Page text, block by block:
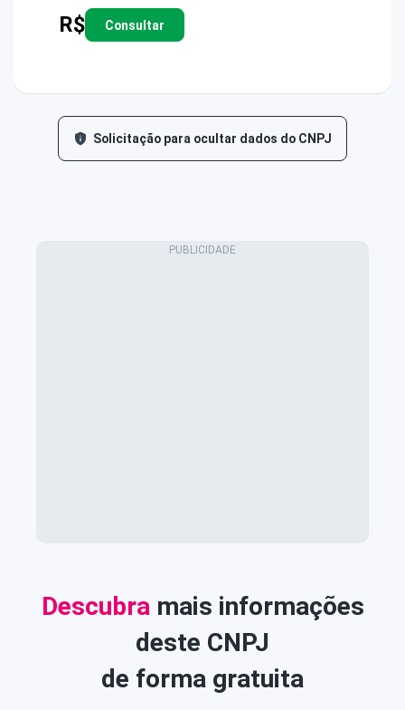
R$ Consultar
Solicitação para ocultar dados do CNPJ
Descubramais informações
deste CNPJ
de forma gratuita